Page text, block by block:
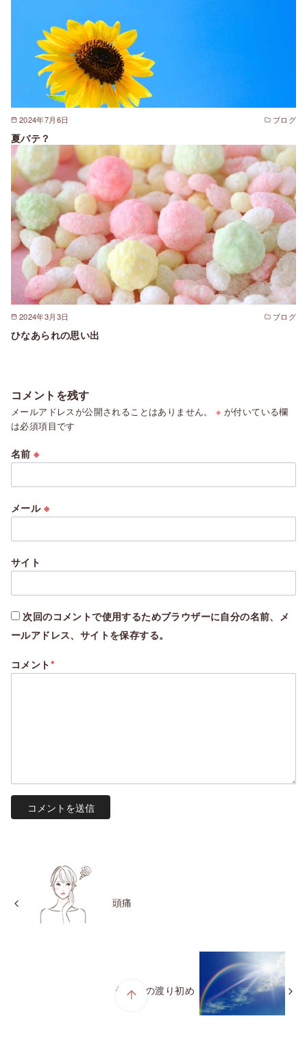
2024年7月6日 ブログ
夏バテ？
2024年3月3日 ブログ
ひなあられの思い出
コメントを残す
メールアドレスが公開されることはありません。 ※ が付いている欄
は必須項目です
名前※
メール ※
サイト
次回のコメントで使用するためブラウザーに自分の名前、メ
ールアドレス、サイトを保存する。
コメント*
頭痛
側道橋の渡り初め